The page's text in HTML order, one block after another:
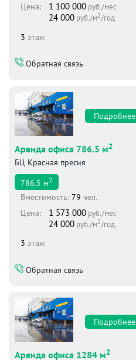
Цена:
1 100 000 руб./мес
24 000 руб./м2/год
3 этаж
Обратная связь
Подробнее
Аренда офиса 786.5 м2
БЦ Красная пресня
786.5 м2
Вместимоcть: 79 чел.
Цена:
1 573 000 руб./мес
24 000 руб./м2/год
3 этаж
Обратная связь
Подробнее
Аренда офиса 1284 м2